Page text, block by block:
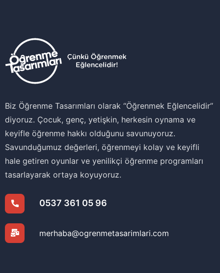
Biz Öğrenme Tasarımları olarak ‘‘Öğrenmek Eğlencelidir’’
diyoruz. Çocuk, genç, yetişkin, herkesin oynama ve
keyifle öğrenme hakkı olduğunu savunuyoruz.
Savunduğumuz değerleri, öğrenmeyi kolay ve keyifli
hale getiren oyunlar ve yenilikçi öğrenme programları
tasarlayarak ortaya koyuyoruz.
0537 361 05 96
merhaba@ogrenmetasarimlari.com